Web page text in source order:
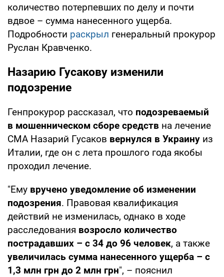
количество потерпевших по делу и почти
вдвое – сумма нанесенного ущерба.
Подробности раскрыл генеральный прокурор
Руслан Кравченко.
Назарию Гусакову изменили
подозрение
Генпрокурор рассказал, что подозреваемый
в мошенническом сборе средств на лечение
СМА Назарий Гусаков вернулся в Украину из
Италии, где он с лета прошлого года якобы
проходил лечение.
"Ему вручено уведомление об изменении
подозрения. Правовая квалификация
действий не изменилась, однако в ходе
расследования возросло количество
пострадавших – с 34 до 96 человек, а также
увеличилась сумма нанесенного ущерба – с
1,3 млн грн до 2 млн грн", – пояснил